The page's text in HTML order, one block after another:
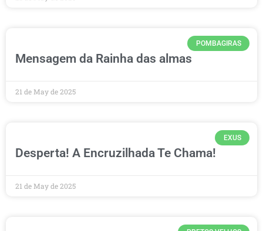
POMBAGIRAS
Mensagem da Rainha das almas
21 de May de 2025
EXUS
Desperta! A Encruzilhada Te Chama!
21 de May de 2025